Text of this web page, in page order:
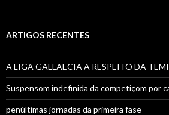
ARTIGOS RECENTES
A LIGA GALLAECIA A RESPEITO DA
Suspensom indefinida da competiçom por
penúltimas jornadas da primeira fase